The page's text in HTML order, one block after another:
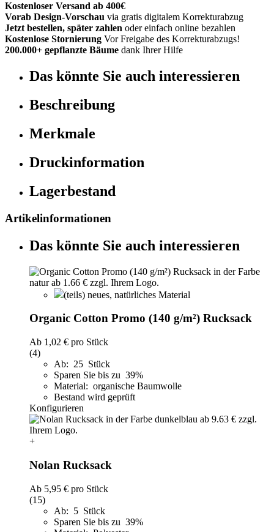
Kostenloser Versand ab 400€
Vorab Design-Vorschau via gratis digitalem Korrekturabzug
Jetzt bestellen, später zahlen oder einfach online bezahlen
Kostenlose Stornierung Vor Freigabe des Korrekturabzugs!
200.000+ gepflanzte Bäume dank Ihrer Hilfe
Das könnte Sie auch interessieren
Beschreibung
Merkmale
Druckinformation
Lagerbestand
Artikelinformationen
Das könnte Sie auch interessieren
(teils) neues, natürliches Material
Organic Cotton Promo (140 g/m²) Rucksack
Ab 1,02 € pro Stück
(4)
Ab: 25 Stück
Sparen Sie bis zu 39%
Material: organische Baumwolle
Bestand wird geprüft
Konfigurieren
+
Nolan Rucksack
Ab 5,95 € pro Stück
(15)
Ab: 5 Stück
Sparen Sie bis zu 39%